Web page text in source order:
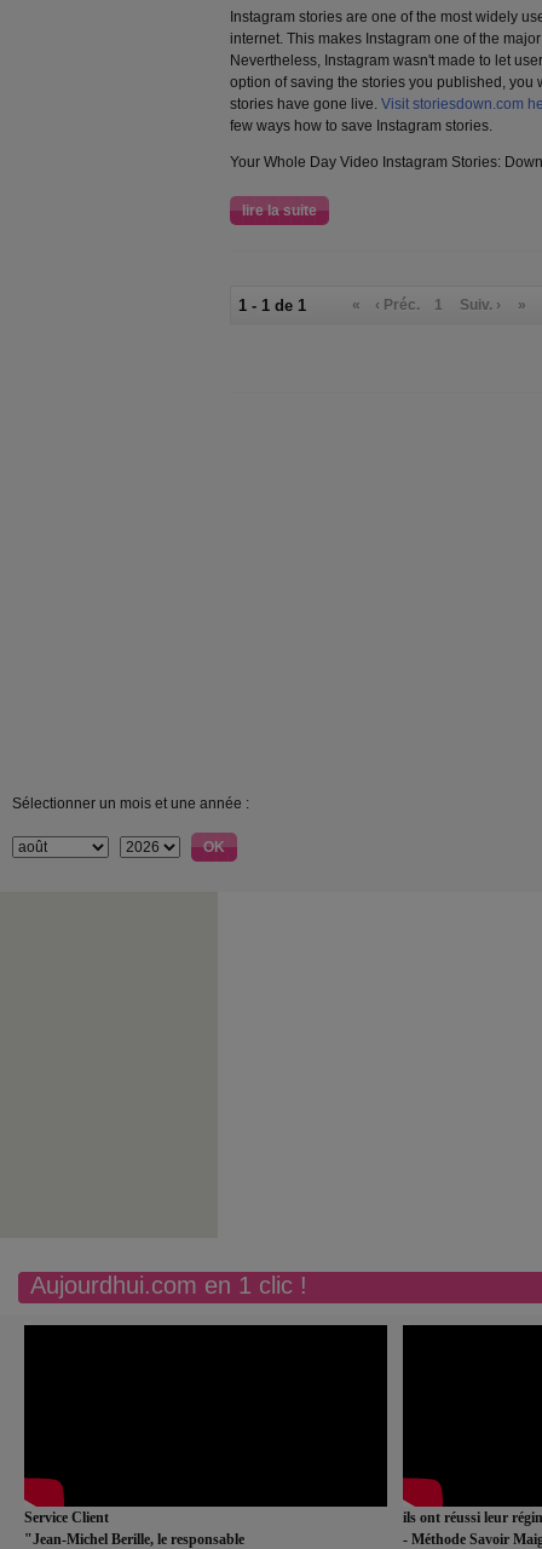
Instagram stories are one of the most widely
internet. This makes Instagram one of the
Nevertheless, Instagram wasn't made to let
option of saving the stories you published, you
stories have gone live. Visit storiesdown.com
few ways how to save Instagram stories.
Your Whole Day Video Instagram Stories:
lire la suite
1 - 1 de 1 « ‹ Préc. 1 Suiv. › »
Sélectionner un mois et une année :
Aujourdhui.com en 1 clic !
Service Client
"Jean-Michel Berille, le responsable
ils ont réussi leur
- Méthode Savoir